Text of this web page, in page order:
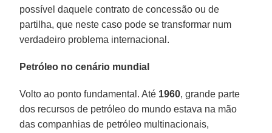
possível daquele contrato de concessão ou de
partilha, que neste caso pode se transformar num
verdadeiro problema internacional.
Petróleo no cenário mundial
Volto ao ponto fundamental. Até 1960, grande parte
dos recursos de petróleo do mundo estava na mão
das companhias de petróleo multinacionais,